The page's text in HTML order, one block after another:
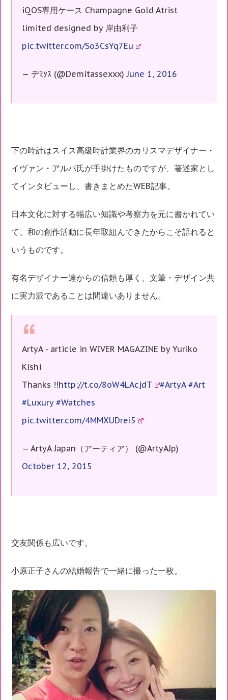
iQOS専用ケース Champagne Gold Atrist
limited designed by 岸由利子
pic.twitter.com/So3CsYq7Eu
— デﾐﾀｽ (@Demitassexxx)June 1, 2016
下の時計はスイス高級時計業界のカリスマデザイナー・
イヴァン・アルパ氏が手掛けたものですが、著述家とし
てインタビューし、書きまとめたWEB記事。
日本文化に対する幅広い知識や考察力を元に書かれてい
て、和の創作活動に長年取組んできたからこそ語れると
いうものです。
有名デザイナー達からの信頼も厚く、文筆・デザイン共
に実力派であることは間違いありません。
ArtyA - article in WIVER MAGAZINE by Yuriko
Kishi
Thanks !!http://t.co/8oW4LAcjdT #ArtyA #Art
#Luxury #Watches
pic.twitter.com/4MMXUDrei5
— ArtyA Japan（アーティア） (@ArtyAJp)
October 12, 2015
交友関係も広いです。
小原正子さんの結婚報告で一緒に撮った一枚。